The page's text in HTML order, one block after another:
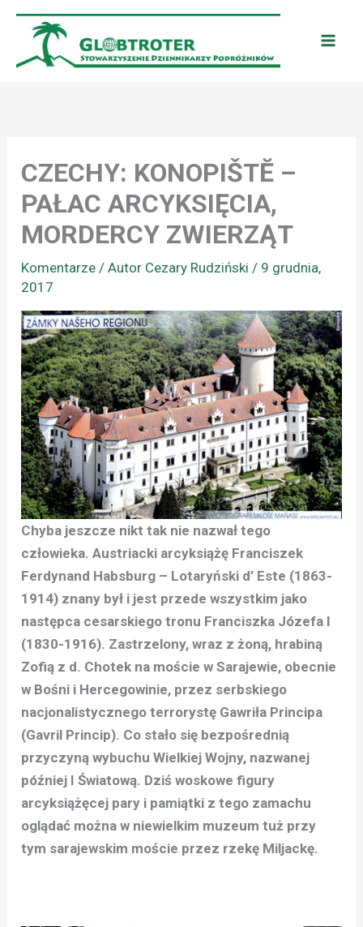
Przejdź
treści
CZECHY: KONOPIŠTĔ –
PAŁAC ARCYKSIĘCIA,
MORDERCY ZWIERZĄT
Komentarze / Autor Cezary Rudziński/ 9 grudnia,
2017
Chyba jeszcze nikt tak nie nazwał tego
człowieka. Austriacki arcyksiążę Franciszek
Ferdynand Habsburg – Lotaryński d’ Este (1863-
1914) znany był i jest przede wszystkim jako
następca cesarskiego tronu Franciszka Józefa I
(1830-1916). Zastrzelony, wraz z żoną, hrabiną
Zofią z d. Chotek na moście w Sarajewie, obecnie
w Bośni i Hercegowinie, przez serbskiego
nacjonalistycznego terrorystę Gawriła Principa
(Gavril Princip). Co stało się bezpośrednią
przyczyną wybuchu Wielkiej Wojny, nazwanej
później I Światową. Dziś woskowe figury
arcyksiążęcej pary i pamiątki z tego zamachu
oglądać można w niewielkim muzeum tuż przy
tym sarajewskim moście przez rzekę Miljackę.